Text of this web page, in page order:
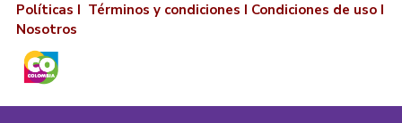
Políticas I Términos y condiciones I Condiciones de uso I
Nosotros